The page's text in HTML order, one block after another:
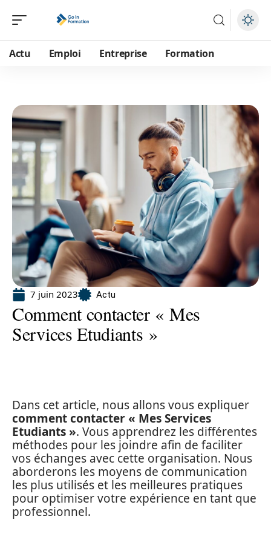
Actu Emploi Entreprise Formation
7 juin 2023 Actu
Comment contacter « Mes
Services Etudiants »
Dans cet article, nous allons vous expliquer
comment contacter « Mes Services
Etudiants ». Vous apprendrez les différentes
méthodes pour les joindre afin de faciliter
vos échanges avec cette organisation. Nous
aborderons les moyens de communication
les plus utilisés et les meilleures pratiques
pour optimiser votre expérience en tant que
professionnel.